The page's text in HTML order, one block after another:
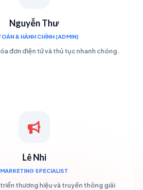
Nguyễn Thư
& HÀNH CHÍNH (ADMIN)
đơn điện tử và thủ tục nhanh chóng.
Lê Nhi
MARKETING SPECIALIST
thương hiệu và truyền thông giải